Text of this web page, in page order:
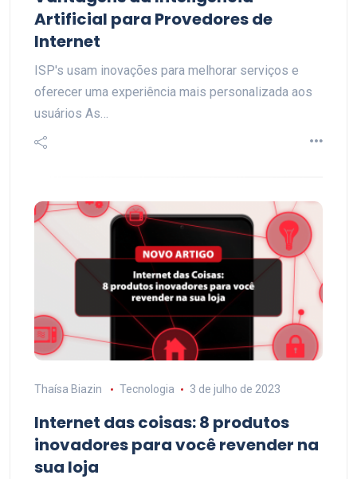
Artificial para Provedores de
Internet
ISP's usam inovações para melhorar serviços e
oferecer uma experiência mais personalizada aos
usuários As…
Thaísa Biazin Tecnologia 3 de julho de 2023
Internet das coisas: 8 produtos
inovadores para você revender na
sua loja